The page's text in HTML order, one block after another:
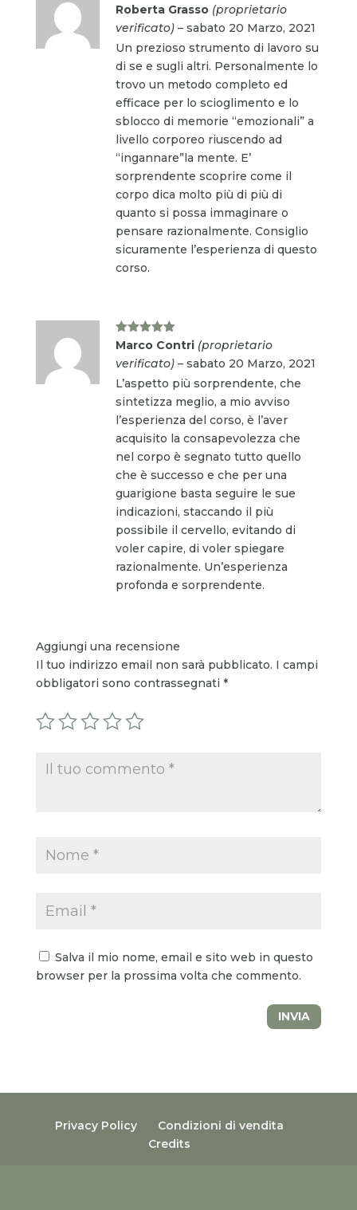
Valutato5
Roberta Grasso (proprietario
verificato) – sabato 20 Marzo, 2021
Un prezioso strumento di lavoro su
di se e sugli altri. Personalmente lo
trovo un metodo completo ed
efficace per lo scioglimento e lo
sblocco di memorie “emozionali” a
livello corporeo riuscendo ad
“ingannare”la mente. E’
sorprendente scoprire come il
corpo dica molto più di più di
quanto si possa immaginare o
pensare razionalmente. Consiglio
sicuramente l’esperienza di questo
corso.
Valutato5
Marco Contri (proprietario
verificato) – sabato 20 Marzo, 2021
L’aspetto più sorprendente, che
sintetizza meglio, a mio avviso
l’esperienza del corso, è l’aver
acquisito la consapevolezza che
nel corpo è segnato tutto quello
che è successo e che per una
guarigione basta seguire le sue
indicazioni, staccando il più
possibile il cervello, evitando di
voler capire, di voler spiegare
razionalmente. Un’esperienza
profonda e sorprendente.
Aggiungi una recensione
Il tuo indirizzo email non sarà pubblicato. I campi
obbligatori sono contrassegnati *
Salva il mio nome, email e sito web in questo
browser per la prossima volta che commento.
INVIA
Privacy Policy
Condizioni di vendita
Credits